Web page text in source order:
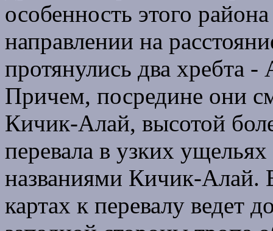
особенность этого
направлении на
протянулись два хребта
Причем, посредине они
Кичик-Алай, высотой
перевала в узких
названиями Кичик-Алай.
картах к перевалу ведет